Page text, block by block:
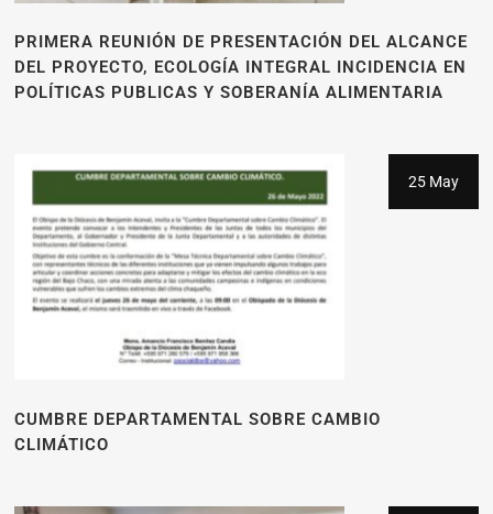
PRIMERA REUNIÓN DE PRESENTACIÓN DEL ALCANCE
DEL PROYECTO, ECOLOGÍA INTEGRAL INCIDENCIA EN
POLÍTICAS PUBLICAS Y SOBERANÍA ALIMENTARIA
25 May
CUMBRE DEPARTAMENTAL SOBRE CAMBIO
CLIMÁTICO